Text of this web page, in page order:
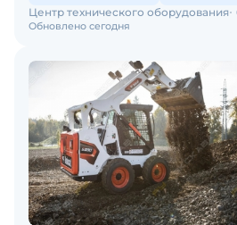
Обновлено сегодня
Центр технического оборудования